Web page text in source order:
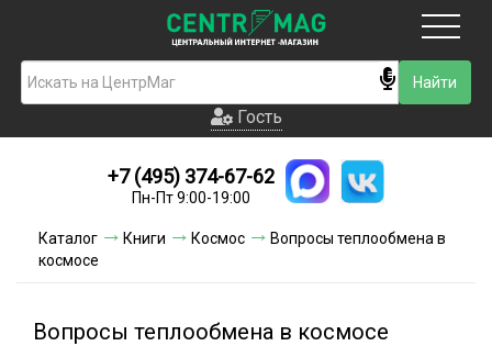
Гость
Новинки
Условия доставки
Контакты
Гость
+7 (495) 374-67-62
Пн-Пт 9:00-19:00
Каталог Книги Космос
Вопросы теплообмена в
космосе
Вопросы теплообмена в космосе